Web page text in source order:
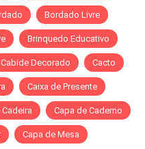
Bordado Livre
Brinquedo Educativo
Cabide Decorado Cacto
Caixa de Presente
Capa de Caderno
Capa de Mesa